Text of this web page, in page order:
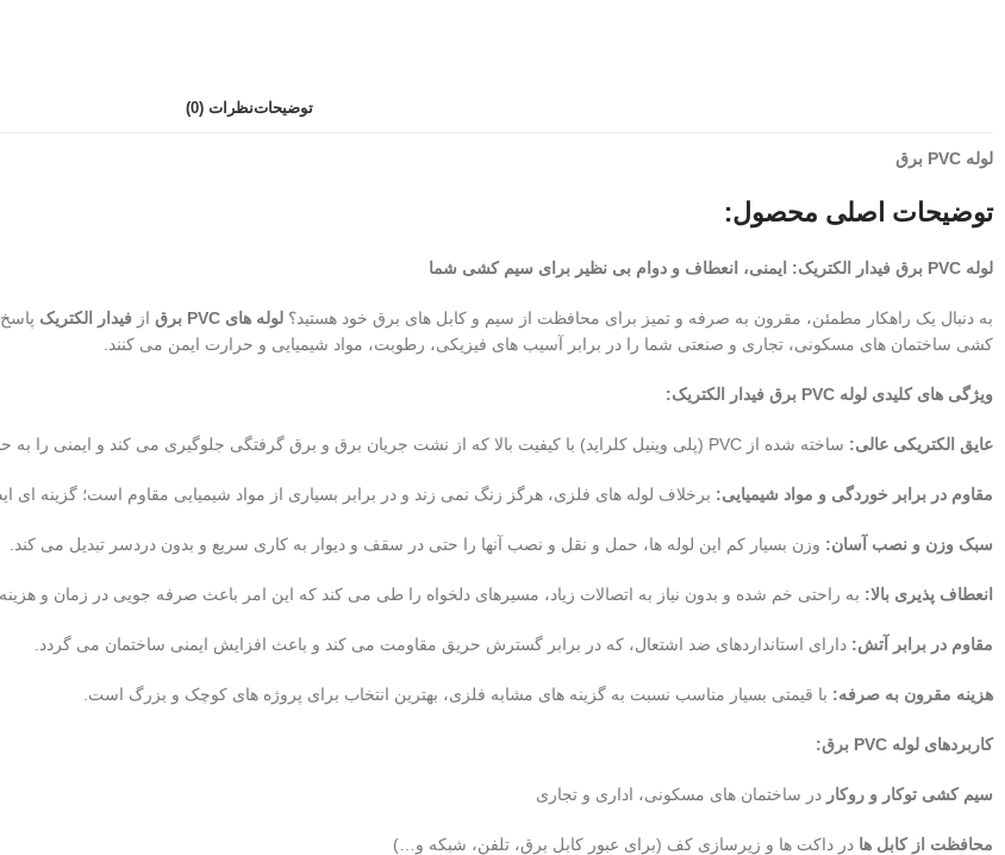
توضیحاتنظرات (0)
لوله PVC برق
توضیحات اصلی محصول:
لوله PVC برق فیدار الکتریک: ایمنی، انعطاف و دوام بی نظیر برای سیم کشی شما
به دنبال یک راهکار مطمئن، مقرون به صرفه و تمیز برای محافظت از سیم و کابل های برق خود هستید؟ لوله های PVC برق از فیدار الکتریک
کشی ساختمان های مسکونی، تجاری و صنعتی شما را در برابر آسیب های فیزیکی، رطوبت، مواد شیمیایی و حرارت ایمن می کنند.
ویژگی های کلیدی لوله PVC برق فیدار الکتریک:
عایق الکتریکی عالی: ساخته شده از PVC (پلی وینیل کلراید) با کیفیت بالا که از نشت جریان برق و برق گرفتگی جلوگیری می کند و ایمنی را به حداکثر می رساند.
مقاوم در برابر خوردگی و مواد شیمیایی: برخلاف لوله های فلزی، هرگز زنگ نمی زند و در برابر بسیاری از مواد شیمیایی مقاوم است؛ گزینه ای
سبک وزن و نصب آسان: وزن بسیار کم این لوله ها، حمل و نقل و نصب آنها را حتی در سقف و دیوار به کاری سریع و بدون دردسر تبدیل می کند.
انعطاف پذیری بالا: به راحتی خم شده و بدون نیاز به اتصالات زیاد، مسیرهای دلخواه را طی می کند که این امر باعث صرفه جویی در زمان و
مقاوم در برابر آتش: دارای استانداردهای ضد اشتعال، که در برابر گسترش حریق مقاومت می کند و باعث افزایش ایمنی ساختمان می گردد.
هزینه مقرون به صرفه: با قیمتی بسیار مناسب نسبت به گزینه های مشابه فلزی، بهترین انتخاب برای پروژه های کوچک و بزرگ است.
کاربردهای لوله PVC برق:
سیم کشی توکار و روکار در ساختمان های مسکونی، اداری و تجاری
محافظت از کابل ها در داکت ها و زیرسازی کف (برای عبور کابل برق، تلفن، شبکه و…)